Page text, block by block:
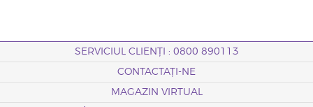
SERVICIUL CLIENȚI : 0800 890113
CONTACTAȚI-NE
MAGAZIN VIRTUAL